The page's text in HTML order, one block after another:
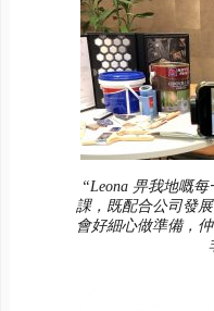
“Leona 畀我地嘅
課，既配合公司發
會好細心做準備，